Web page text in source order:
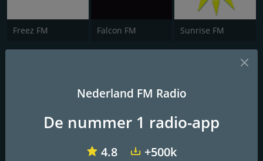
Freez FM Falcon FM Sunrise FM
Frequenties FM
Nederland FM Radio
De nummer 1 radio-app
4.8 +500k